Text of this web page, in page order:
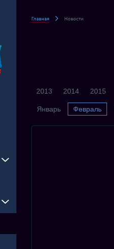
Главная Новости
2013 2014 2015
Январь Февраль